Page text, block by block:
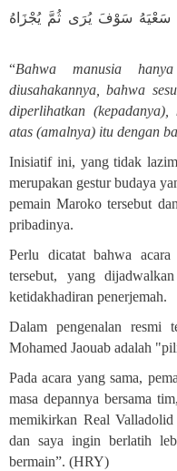
سَعْيَهُ سَوْفَ يُرَى ثُمَّ يُجْزَاهُ
“Bahwa manusia
diusahakannya,bahwa
diperlihatkan (kepadanya),
atas (amalnya) itu dengan
Inisiatif ini, yang tidak
merupakan gestur budaya
pemain Maroko tersebut
pribadinya.
Perlu dicatat bahwa
tersebut, yang
ketidakhadiran penerjemah.
Dalam pengenalan resmi
Mohamed Jaouab adalah
Pada acara yang sama,
masa depannya bersama
memikirkan Real
dan saya ingin berlatih
bermain”. (HRY)